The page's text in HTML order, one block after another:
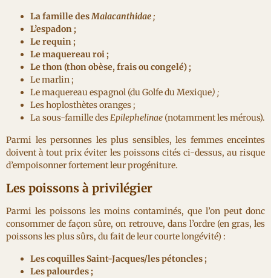
La famille desMalacanthidae ;
L’espadon ;
Le requin ;
Le maquereau roi ;
Le thon (thon obèse, frais ou congelé) ;
Le marlin ;
Le maquereau espagnol (du Golfe du Mexique) ;
Les hoplosthètes oranges ;
La sous-famille desEpilephelinae (notamment les mérous).
Parmi les personnes les plus sensibles, les femmes enceintes
doivent à tout prix éviter les poissons cités ci-dessus, au risque
d’empoisonner fortement leur progéniture.
Les poissons à privilégier
Parmi les poissons les moins contaminés, que l’on peut donc
consommer de façon sûre, on retrouve, dans l’ordre (en gras, les
poissons les plus sûrs, du fait de leur courte longévité) :
Les coquilles Saint-Jacques/les pétoncles ;
Les palourdes ;